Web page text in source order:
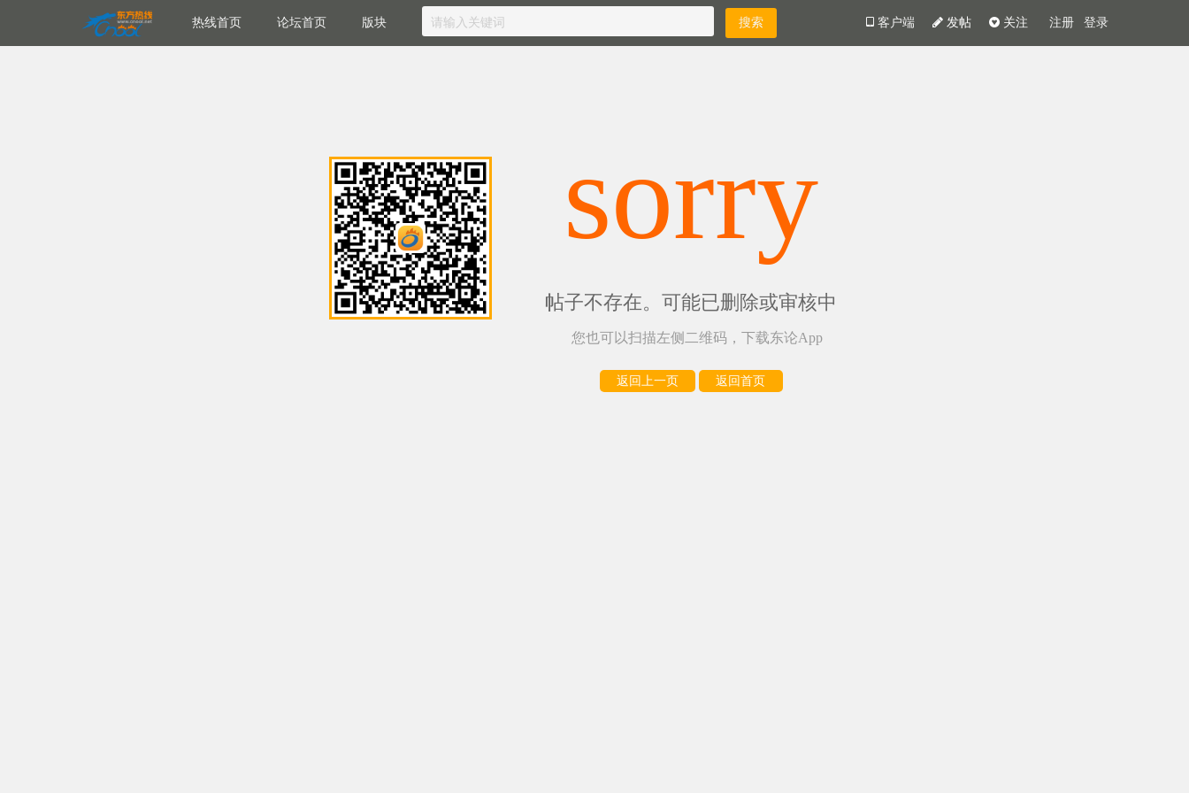
热线首页 论坛首页 版块 注册 登录
关注
发帖
客户端
sorry
帖子不存在。可能已删除或审核中
您也可以扫描左侧二维码，下载东论App
返回上一页 返回首页